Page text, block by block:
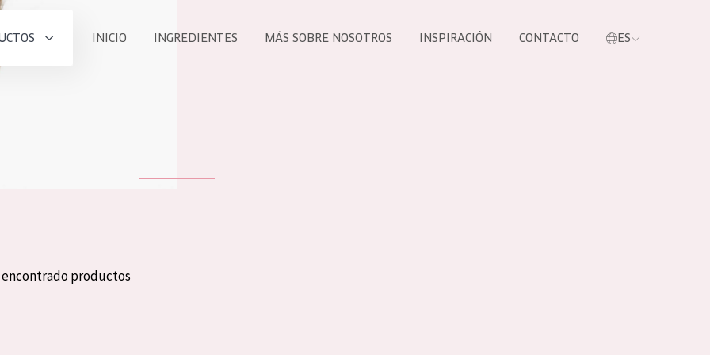
INICIO INGREDIENTES MÁS SOBRE NOSOTROS INSPIRACIÓN CONTACTO ES
encontrado productos